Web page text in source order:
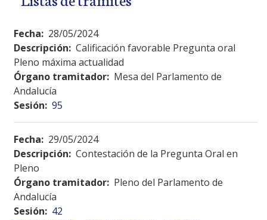
Fecha: 28/05/2024
Descripción: Calificación favorable Pregunta oral
Pleno máxima actualidad
Órgano tramitador: Mesa del Parlamento de
Andalucía
Sesión: 95
Fecha: 29/05/2024
Descripción: Contestación de la Pregunta Oral en
Pleno
Órgano tramitador: Pleno del Parlamento de
Andalucía
Sesión: 42